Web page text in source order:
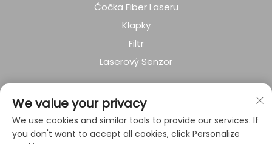
Čočka Fiber Laseru
Klapky
Filtr
Laserový Senzor
O SPOLEČNOSTI
Zásady ochrany soukromí
We value your privacy
We use cookies and similar tools to provide our services. If
you don't want to accept all cookies, click Personalize